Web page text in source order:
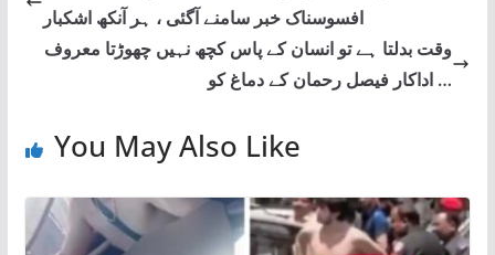
افسوسناک خبر سامنے آگئی ، ہر آنکھ اشکبار
وقت بدلتا ہے تو انسان کے پاس کچھ نہیں چھوڑتا معروف
اداکار فیصل رحمان کے دماغ کو …
You May Also Like